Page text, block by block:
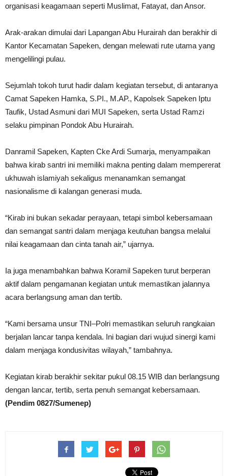
organisasi keagamaan seperti Muslimat, Fatayat, dan Ansor.
Arak-arakan dimulai dari Lapangan Abu Hurairah dan berakhir di
Kantor Kecamatan Sapeken, dengan melewati rute utama yang
mengelilingi pulau.
Sejumlah tokoh turut hadir dalam kegiatan tersebut, di antaranya
Camat Sapeken Hamka, S.PI., M.AP., Kapolsek Sapeken Iptu
Taufik, Ustad Asmuni dari MUI Sapeken, serta Ustad Ramzi
selaku pimpinan Pondok Abu Hurairah.
Danramil Sapeken, Kapten Cke Ardi Sumarja, menyampaikan
bahwa kirab santri ini memiliki makna penting dalam mempererat
ukhuwah islamiyah sekaligus menanamkan semangat
nasionalisme di kalangan generasi muda.
“Kirab ini bukan sekadar perayaan, tetapi simbol kebersamaan
dan semangat santri dalam menjaga keutuhan bangsa melalui
nilai keagamaan dan cinta tanah air,” ujarnya.
Ia juga menambahkan bahwa Koramil Sapeken turut berperan
aktif dalam pengamanan kegiatan untuk memastikan jalannya
acara berlangsung aman dan tertib.
“Kami bersama unsur TNI–Polri memastikan seluruh rangkaian
berjalan lancar tanpa kendala. Ini bagian dari wujud sinergi kami
dalam menjaga kondusivitas wilayah,” tambahnya.
Kegiatan kirab berakhir sekitar pukul 08.15 WIB dan berlangsung
dengan lancar, tertib, serta penuh semangat kebersamaan.
(Pendim 0827/Sumenep)